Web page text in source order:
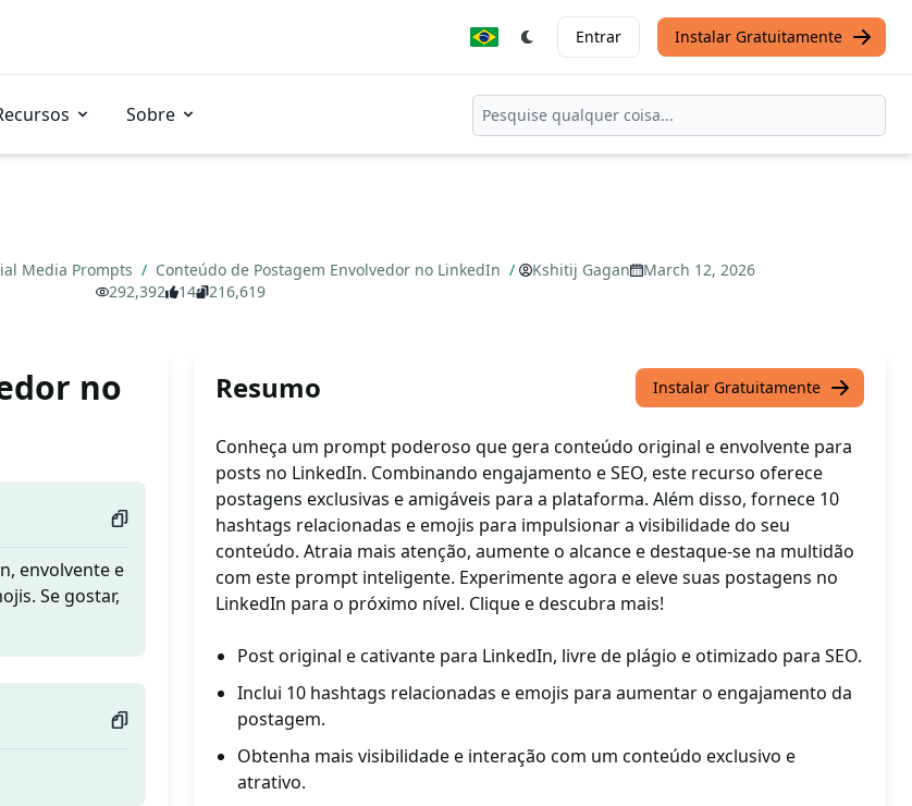
Entrar Instalar Gratuitamente
Sobre
Media Prompts / Conteúdo de Postagem Envolvedor no LinkedIn / Kshitij Gagan
March 12, 2026
292,392
14 216,619
no
envolvente e
Se gostar,
Resumo Instalar Gratuitamente
Conheça um prompt poderoso que gera conteúdo original e envolvente para
posts no LinkedIn. Combinando engajamento e SEO, este recurso oferece
postagens exclusivas e amigáveis para a plataforma. Além disso, fornece 10
hashtags relacionadas e emojis para impulsionar a visibilidade do seu
conteúdo. Atraia mais atenção, aumente o alcance e destaque-se na multidão
com este prompt inteligente. Experimente agora e eleve suas postagens no
LinkedIn para o próximo nível. Clique e descubra mais!
Post original e cativante para LinkedIn, livre de plágio e otimizado para SEO.
Inclui 10 hashtags relacionadas e emojis para aumentar o engajamento da
postagem.
Obtenha mais visibilidade e interação com um conteúdo exclusivo e
atrativo.